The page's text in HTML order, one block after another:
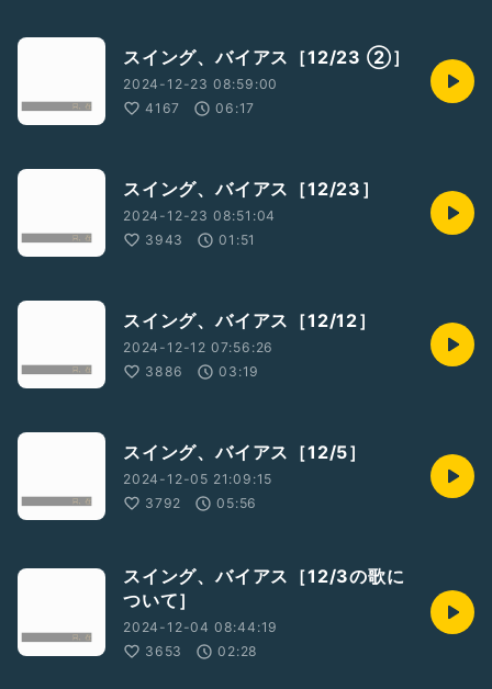
スイング、バイアス［12/23 ②］
2024-12-23 08:59:00
4167
06:17
スイング、バイアス［12/23］
2024-12-23 08:51:04
3943
01:51
スイング、バイアス［12/12］
2024-12-12 07:56:26
3886
03:19
スイング、バイアス［12/5］
2024-12-05 21:09:15
3792
05:56
スイング、バイアス［12/3の歌に
ついて］
2024-12-04 08:44:19
3653
02:28